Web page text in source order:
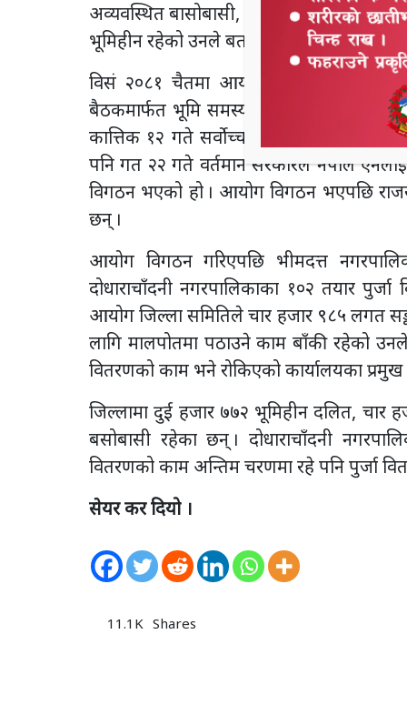
अव्यवस्थित बासोबासी, १९५ भूमिहीन सुकुमवासी
भूमिहीन रहेको उनले बताए।
विसं २०८१ चैतमा आयोगले पूर्णता पाए पनि
बैठकमार्फत भूमि समस्या समाधान आयोग र
कात्तिक १२ गते सर्वोच्च अदालतले सो निर्णय
पनि गत २२ गते वर्तमान सरकारले नेपाल
विगठन भएको हो । आयोग विगठन भएपछि
छन् ।
आयोग विगठन गरिएपछि भीमदत्त
दोधाराचाँदनी नगरपालिकाका १०२ तयार
आयोग जिल्ला समितिले चार हजार ९८५ लगत
लागि मालपोतमा पठाउने काम बाँकी रहेको
वितरणको काम भने रोकिएको कार्यालयका
जिल्लामा दुई हजार ७७२ भूमिहीन दलित, चार
बसोबासी रहेका छन् । दोधाराचाँदनी
वितरणको काम अन्तिम चरणमा रहे पनि पुर्जा
सेयर कर दियो ।
11.1K Shares